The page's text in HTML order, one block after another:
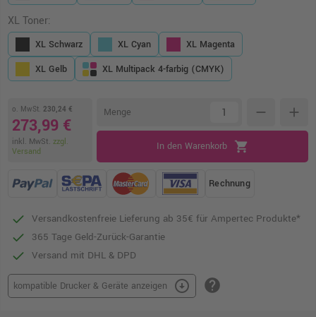
XL Toner:
XL Schwarz XL Cyan
XL Magenta
XL Gelb
XL Multipack 4-farbig (CMYK)
o. MwSt. 230,24 €
273,99 €
inkl. MwSt. zzgl.
Versand
Menge remove add
In den Warenkorb shopping_cart
Rechnung
Versandkostenfreie Lieferung ab 35€ für Ampertec Produkte*
365 Tage Geld-Zurück-Garantie
Versand mit DHL & DPD
kompatible Drucker & Geräte anzeigen arrow_circle_down help